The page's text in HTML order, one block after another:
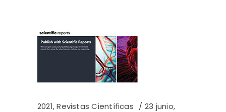
2021,Revistas Científicas
23 junio,